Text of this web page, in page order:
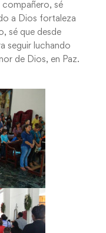
compañero, sé
a Dios fortaleza
sé que desde
seguir luchando
de Dios, en Paz.